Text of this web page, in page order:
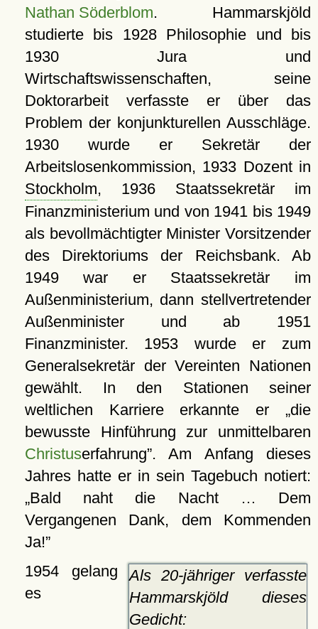
Nathan Söderblom. Hammarskjöld
studierte bis 1928 Philosophie und bis
1930 Jura und
Wirtschaftswissenschaften, seine
Doktorarbeit verfasste er über das
Problem der konjunkturellen Ausschläge.
1930 wurde er Sekretär der
Arbeitslosenkommission, 1933 Dozent in
Stockholm, 1936 Staatssekretär im
Finanzministerium und von 1941 bis 1949
als bevollmächtigter Minister Vorsitzender
des Direktoriums der Reichsbank. Ab
1949 war er Staatssekretär im
Außenministerium, dann stellvertretender
Außenminister und ab 1951
Finanzminister. 1953 wurde er zum
Generalsekretär der Vereinten Nationen
gewählt. In den Stationen seiner
weltlichen Karriere erkannte er
die
bewusste Hinführung zur unmittelbaren
Christuserfahrung . Am Anfang dieses
Jahres hatte er in sein Tagebuch notiert:
Bald naht die Nacht … Dem
Vergangenen Dank, dem Kommenden
Ja!
Als 20-jähriger verfasste
Hammarskjöld dieses
Gedicht:
1954 gelang
es